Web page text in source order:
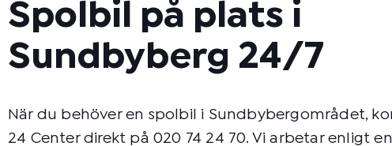
Spolbil på plats i
Sundbyberg 24/7
När du behöver en spolbil i Sundbybergområdet,
24 Center direkt på 020 74 24 70. Vi arbetar enligt en